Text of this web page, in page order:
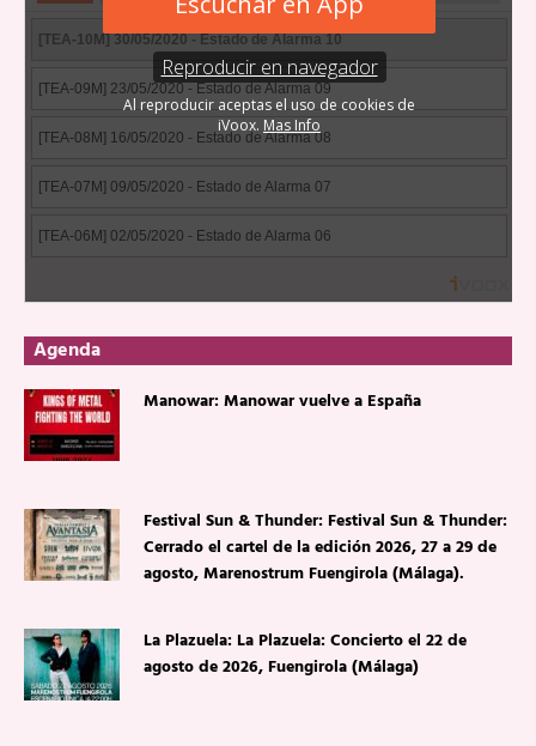
Agenda
Manowar: Manowar vuelve a España
Festival Sun & Thunder: Festival Sun & Thunder:
Cerrado el cartel de la edición 2026, 27 a 29 de
agosto, Marenostrum Fuengirola (Málaga).
La Plazuela: La Plazuela: Concierto el 22 de
agosto de 2026, Fuengirola (Málaga)